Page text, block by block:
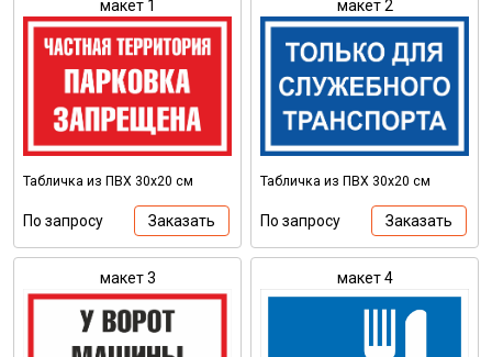
макет 1
Табличка из ПВХ 30х20 см
По запросу Заказать
макет 2
Табличка из ПВХ 30х20 см
По запросу Заказать
макет 3 макет 4